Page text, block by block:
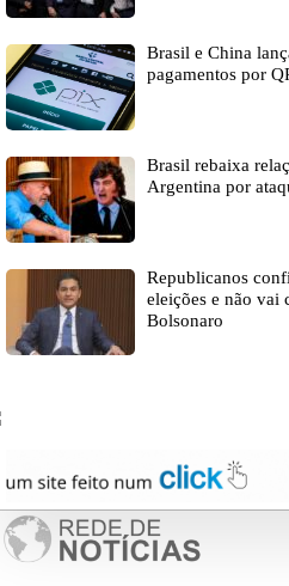
Brasil e China
pagamentos por
Brasil rebaixa
Argentina por
Republicanos
eleições e não vai
Bolsonaro